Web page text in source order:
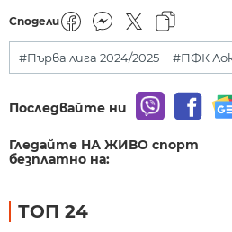
Сподели
#Първа лига 2024/2025 #ПФК
Последвайте ни
Гледайте НА ЖИВО спорт
безплатно на:
ТОП 24